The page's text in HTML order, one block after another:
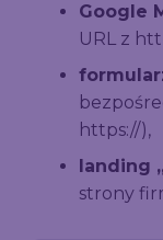
Google
URL z
https://),
landing
strony